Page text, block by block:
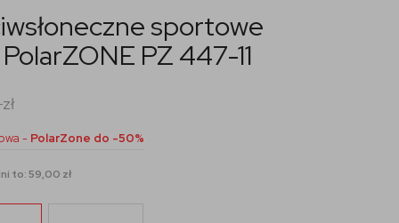
sportowe
PZ 447-11
zł
- PolarZone do -50%
to: 59,00 zł